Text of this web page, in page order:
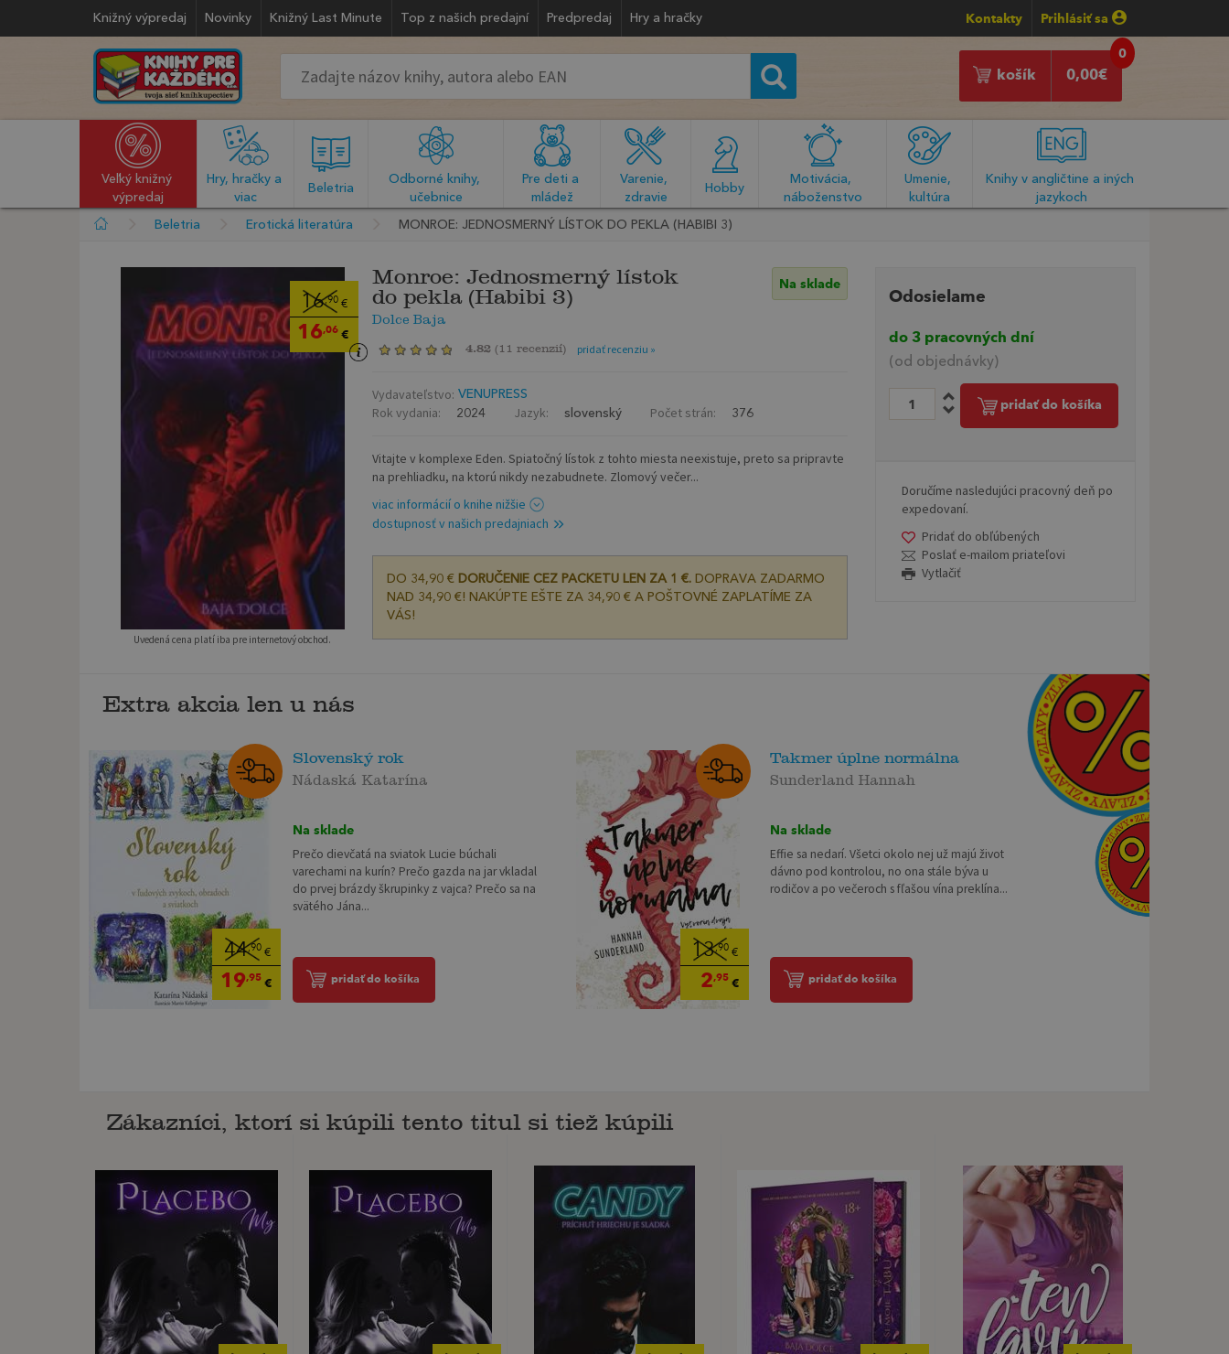
Knižný výpredaj Novinky Knižný Last Minute Top z našich predajní Predpredaj Hry a hračky Kontakty Prihlásiť sa
0
0,00€
košík
Veľký knižný
výpredaj
Hry, hračky a
viac
Beletria
Odborné knihy,
učebnice
Pre deti a
mládež
Varenie,
zdravie
Hobby
Motivácia,
náboženstvo
Umenie,
kultúra
Knihy v angličtine a iných
jazykoch
Beletria Erotická literatúra MONROE: JEDNOSMERNÝ LÍSTOK DO PEKLA (HABIBI 3)
16,90 €
16,06 €
Uvedená cena platí iba pre internetový obchod.
Monroe: Jednosmerný lístok
do pekla (Habibi 3)
Dolce Baja
Na sklade
4.82 ( 11 recenzií) pridať recenziu »
Vydavateľstvo: VENUPRESS
Rok vydania: 2024 Jazyk: slovenský Počet strán: 376
Vitajte v komplexe Eden. Spiatočný lístok z tohto miesta neexistuje, preto sa pripravte
na prehliadku, na ktorú nikdy nezabudnete. Zlomový večer...
viac informácií o knihe nižšie
dostupnosť v našich predajniach
DO 34,90 € DORUČENIE CEZ PACKETU LEN ZA 1 €.DOPRAVA ZADARMO
NAD 34,90 €! NAKÚPTE EŠTE ZA 34,90 € A POŠTOVNÉ ZAPLATÍME ZA
VÁS!
Odosielame
do 3 pracovných dní
(od objednávky)
pridať do košíka
Doručíme nasledujúci pracovný deň po
expedovaní.
Pridať do obľúbených
Poslať e-mailom priateľovi
Vytlačiť
Extra akcia len u nás
44,90€
19,95€
Slovenský rok
Nádaská Katarína
Na sklade
Prečo dievčatá na sviatok Lucie búchali
varechami na kurín? Prečo gazda na jar vkladal
do prvej brázdy škrupinky z vajca? Prečo sa na
svätého Jána...
pridať do košíka
13,90 €
2,95 €
Takmer úplne normálna
Sunderland Hannah
Na sklade
Effie sa nedarí. Všetci okolo nej už majú život
dávno pod kontrolou, no ona stále býva u
rodičov a po večeroch s fľašou vína preklína...
pridať do košíka
Zákazníci, ktorí si kúpili tento titul si tiež kúpili